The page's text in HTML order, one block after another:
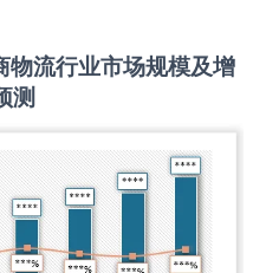
物流行业市场规模及增
测